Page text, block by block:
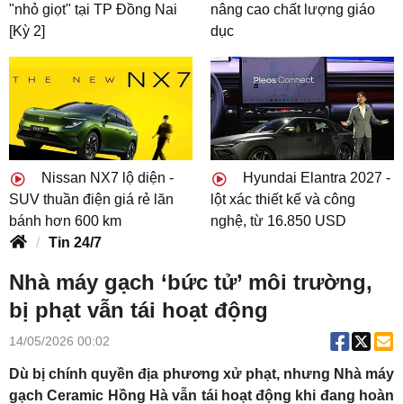
"nhỏ giọt" tại TP Đồng Nai
[Kỳ 2]
nâng cao chất lượng giáo
dục
Nissan NX7 lộ diện -
SUV thuần điện giá rẻ lăn
bánh hơn 600 km
Hyundai Elantra 2027 -
lột xác thiết kế và công
nghệ, từ 16.850 USD
Tin 24/7
Nhà máy gạch ‘bức tử’ môi trường,
bị phạt vẫn tái hoạt động
14/05/2026 00:02
Dù bị chính quyền địa phương xử phạt, nhưng Nhà máy
gạch Ceramic Hồng Hà vẫn tái hoạt động khi đang hoàn